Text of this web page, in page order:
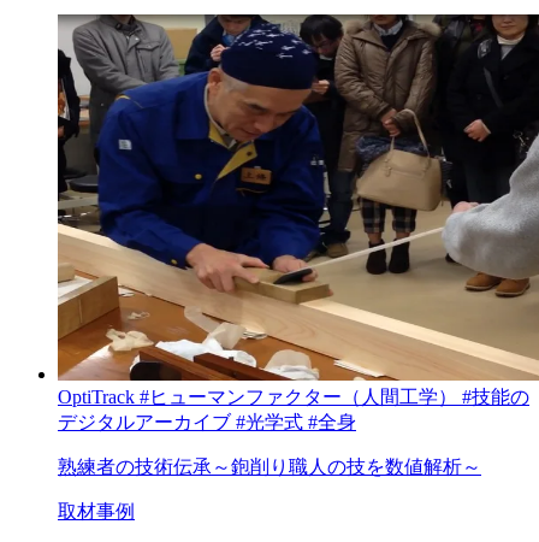
OptiTrack #ヒューマンファクター（人間工学）
#技能の
デジタルアーカイブ #光学式 #全身
熟練者の技術伝承～鉋削り職人の技を数値解析～
取材事例